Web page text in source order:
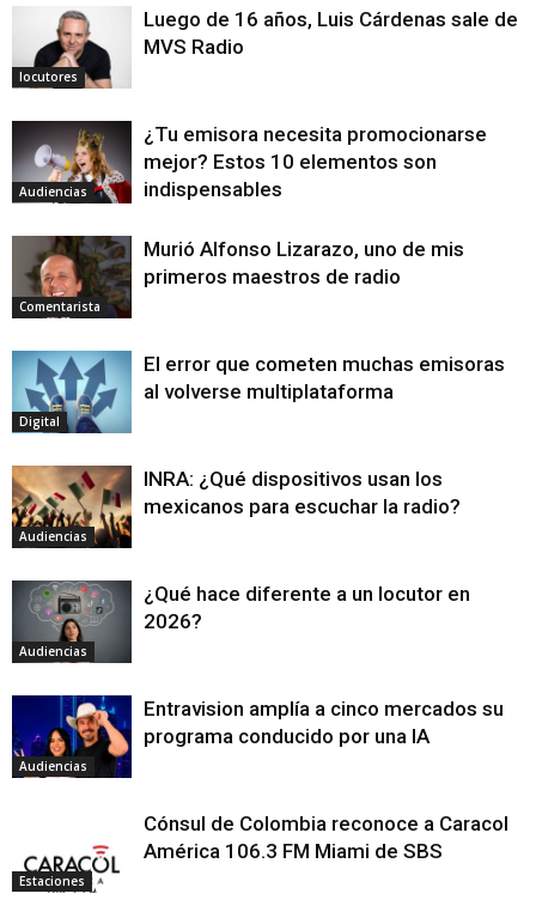
locutores
Luego de 16 años, Luis Cárdenas sale de
MVS Radio
Audiencias
¿Tu emisora necesita promocionarse
mejor? Estos 10 elementos son
indispensables
Comentarista
Murió Alfonso Lizarazo, uno de mis
primeros maestros de radio
Digital
El error que cometen muchas emisoras
al volverse multiplataforma
Audiencias
INRA: ¿Qué dispositivos usan los
mexicanos para escuchar la radio?
Audiencias
¿Qué hace diferente a un locutor en
2026?
Audiencias
Entravision amplía a cinco mercados su
programa conducido por una IA
Estaciones
Cónsul de Colombia reconoce a Caracol
América 106.3 FM Miami de SBS